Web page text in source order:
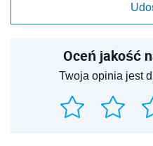
Oceń jakość
Twoja opinia jest